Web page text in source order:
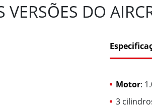
VERSÕES DO
Motor :
3